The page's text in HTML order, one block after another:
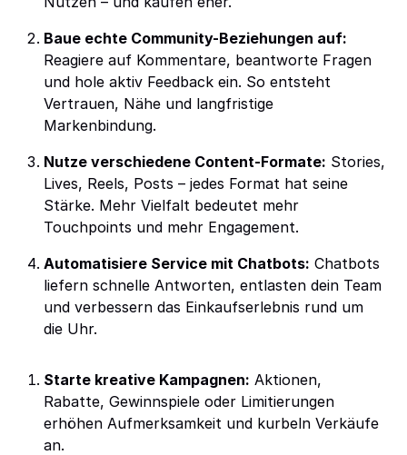
Baue echte Community-Beziehungen auf:
Reagiere auf Kommentare, beantworte Fragen
und hole aktiv Feedback ein. So entsteht
Vertrauen, Nähe und langfristige
Markenbindung.
Nutze verschiedene Content-Formate: Stories,
Lives, Reels, Posts – jedes Format hat seine
Stärke. Mehr Vielfalt bedeutet mehr
Touchpoints und mehr Engagement.
Automatisiere Service mit Chatbots: Chatbots
liefern schnelle Antworten, entlasten dein Team
und verbessern das Einkaufserlebnis rund um
die Uhr.
Starte kreative Kampagnen: Aktionen,
Rabatte, Gewinnspiele oder Limitierungen
erhöhen Aufmerksamkeit und kurbeln Verkäufe
an.